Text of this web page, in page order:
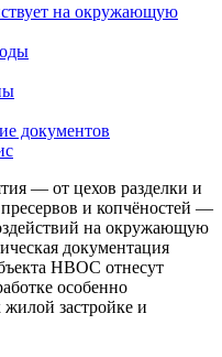
на окружающую
документов
— от цехов разделки и
и копчёностей —
на окружающую
документация
НВОС отнесут
особенно
жилой застройке и